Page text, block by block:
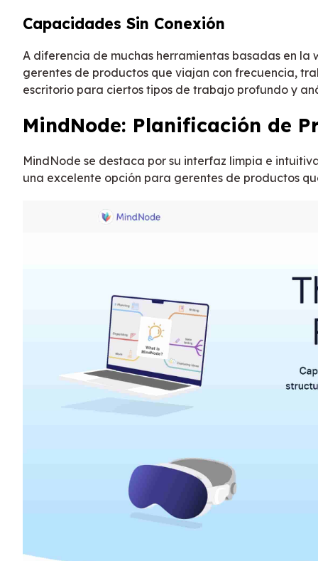
Capacidades Sin Conexión
A diferencia de muchas herramientas basadas en la
gerentes de productos que viajan con frecuencia,
escritorio para ciertos tipos de trabajo profundo y
MindNode: Planificación de
MindNode se destaca por su interfaz limpia e
una excelente opción para gerentes de productos